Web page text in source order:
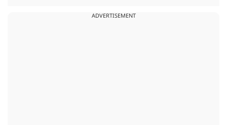
ADVERTISEMENT